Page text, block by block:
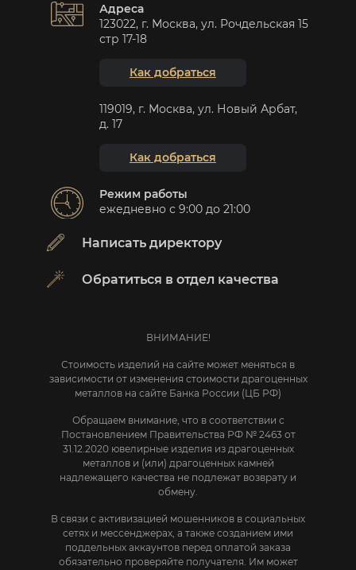
Адреса
123022, г. Москва, ул. Рочдельская 15
стр 17-18
Как добраться
119019, г. Москва, ул. Новый Арбат,
д. 17
Как добраться
Режим работы
ежедневно с 9:00 до 21:00
Написать директору
Обратиться в отдел качества
ВНИМАНИЕ!
Стоимость изделий на сайте может меняться в
зависимости от изменения стоимости драгоценных
металлов на сайте Банка России (ЦБ РФ)
Обращаем внимание, что в соответствии с
Постановлением Правительства РФ № 2463 от
31.12.2020 ювелирные изделия из драгоценных
металлов и (или) драгоценных камней
надлежащего качества не подлежат возврату и
обмену.
В связи с активизацией мошенников в социальных
сетях и мессенджерах, а также созданием ими
поддельных аккаунтов перед оплатой заказа
обязательно проверяйте получателя. Им может